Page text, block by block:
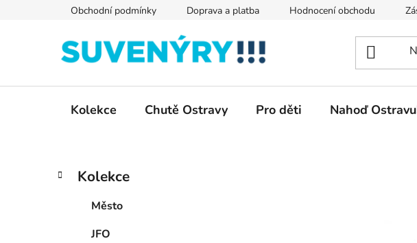
Obchodní podmínky Doprava a platba Hodnocení obchodu
Kolekce Chutě Ostravy Pro děti Nahoď
PPřeskočit
kategorie
K
a
Kolekce
Město
JFO